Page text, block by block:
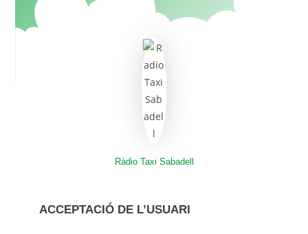
Ràdio Taxi Sabadell
ACCEPTACIÓ DE L’USUARI